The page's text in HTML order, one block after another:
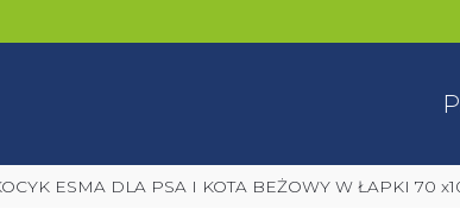
ESMA DLA PSA I KOTA BEŻOWY W ŁAPKI 70